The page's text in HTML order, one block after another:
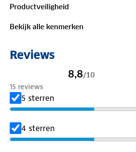
Of je nu een ontspannen
uitdagende trail aanpakt, deze
Productveiligheid
Bekijk alle kenmerken
Reviews
8,8/10
15 reviews
5 sterren
4 sterren